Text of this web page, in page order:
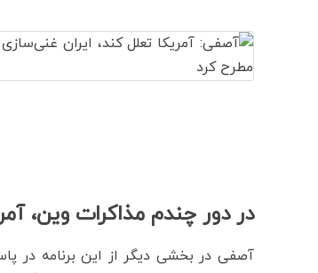
در دور چندم مذاکرات وین،
آصفی در بخشی دیگر از این برنامه در